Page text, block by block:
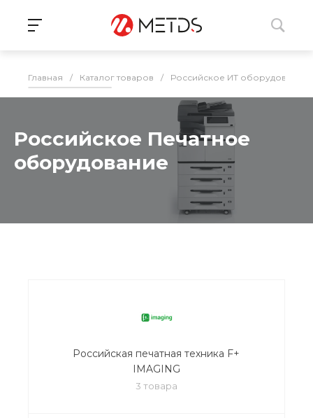
Главная / Каталог товаров / Российское ИТ оборудование
Российское Печатное
оборудование
Российская печатная техника F+
IMAGING
3 товара